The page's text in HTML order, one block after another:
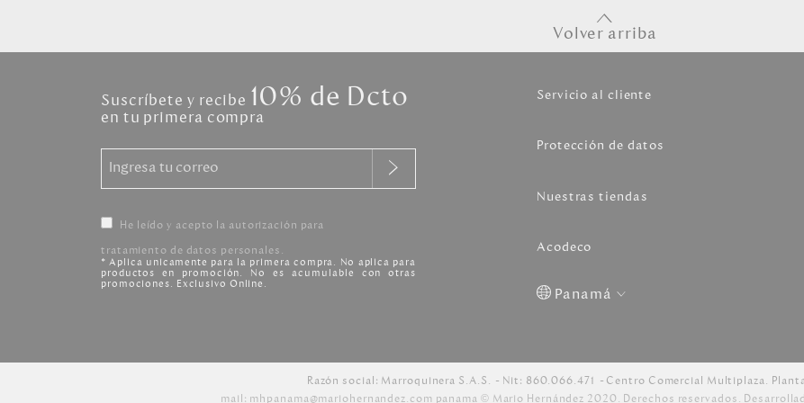
Volver arriba
Suscríbete y recibe 10% de Dcto
en tu primera compra
He leído y acepto la autorización para
tratamiento de datos personales.
* Aplica unicamente para la primera compra. No aplica para
productos en promoción. No es acumulable con otras
promociones. Exclusivo Online.
Servicio al cliente
Protección de datos
Nuestras tiendas
Acodeco
Panamá
Razón social: Marroquinera S.A.S. Nit: 860.066.471
Centro Comercial Multiplaza.
mail: mhpanama@mariohernandez.com panama © Mario Hernández 2020. Derechos reservados.